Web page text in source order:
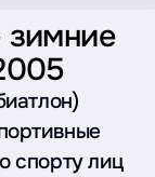
спорту лиц